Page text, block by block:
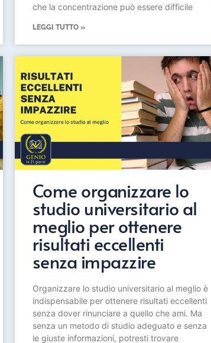
che la concentrazione può essere difficile
LEGGI TUTTO »
Come organizzare lo
studio universitario al
meglio per ottenere
risultati eccellenti
senza impazzire
Organizzare lo studio universitario al meglio è
indispensabile per ottenere risultati eccellenti
senza dover rinunciare a quello che ami. Ma
senza un metodo di studio adeguato e senza
le giuste informazioni, potresti trovare